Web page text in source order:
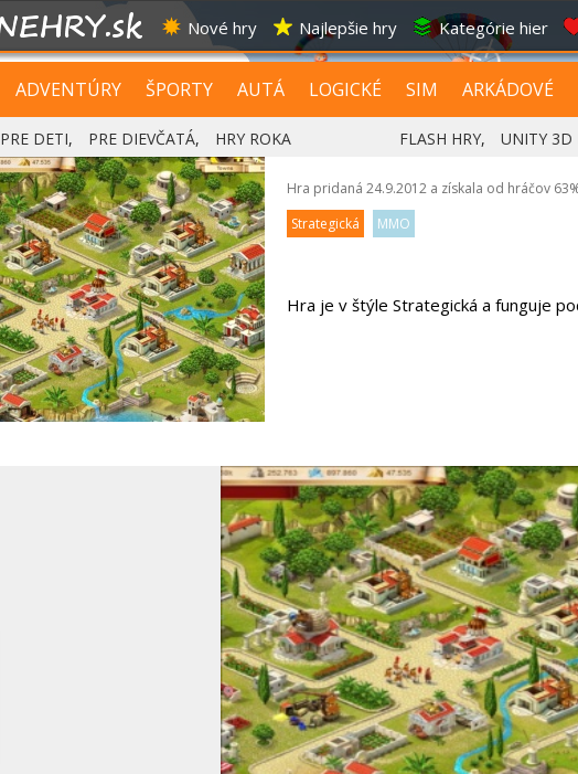
Nové hry Najlepšie hry Kategórie hier
ADVENTÚRY ŠPORTY AUTÁ LOGICKÉ SIM ARKÁDOVÉ
PRE DETI, PRE DIEVČATÁ, HRY ROKA FLASH HRY, UNITY 3D
Hra pridaná 24.9.2012 a získala od hráčov
Strategická
MMO
Hra je v štýle Strategická a funguje